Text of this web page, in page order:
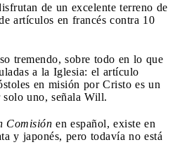
de un excelente terreno de
artículos en francés contra 10
tremendo, sobre todo en lo que
a la Iglesia: el artículo
en misión por Cristo es un
uno, señala Will.
Comisión en español, existe en
y japonés, pero todavía no está